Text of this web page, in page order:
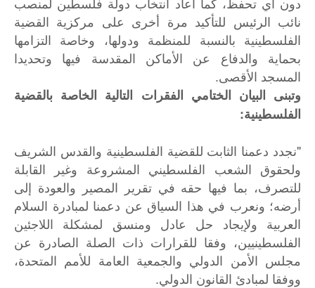
نائب الرئيس للتأكيد مرة أخرى على مركزية القضية
الفلسطينية بالنسبة للمنظمة ودولها، وخاصة التزامها
بحماية والدفاع عن الأماكن المقدسة فيها وتحديدا
المسجد الأقصى.
وتبنى البيان الختامي الفقرات التالية الخاصة بالقضية
الفلسطينية:
"نجدد دعمنا الثابت للقضية الفلسطينية والقدس الشريف
ولحقوق الشعب الفلسطيني المشروعة وغير القابلة
للتصرف، بما فيها حقه في تقرير المصير والعودة إلى
أرضه؛ ونعرب في هذا السياق عن دعمنا لمبادرة السلام
العربية ولإيجاد حل عادل ومنسق لمشكلة اللاجئين
الفلسطينيين، وفقا للقرارات ذات الصلة الصادرة عن
مجلس الأمن الدولي والجمعية العامة للأمم المتحدة،
ووفقا لمبادئ القانون الدولي.